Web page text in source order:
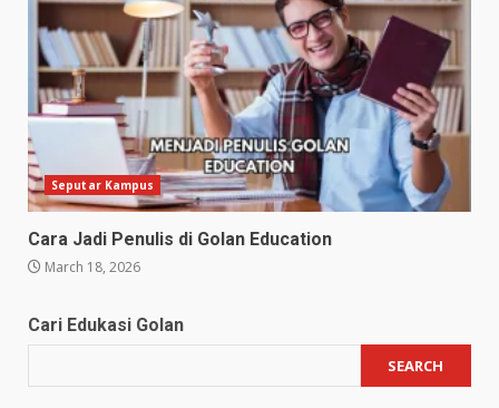
Seputar Kampus
Cara Jadi Penulis di Golan Education
March 18, 2026
Cari Edukasi Golan
SEARCH